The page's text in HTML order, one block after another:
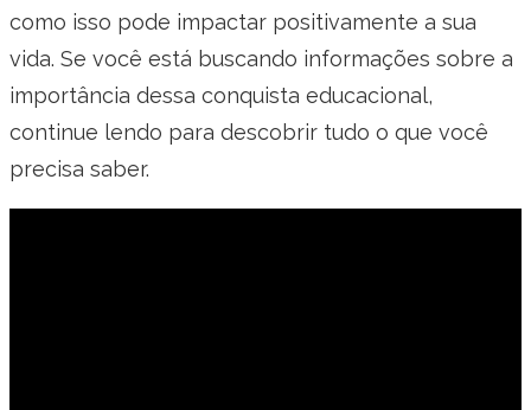
como isso pode impactar positivamente a sua
vida. Se você está buscando informações sobre a
importância dessa conquista educacional,
continue lendo para descobrir tudo o que você
precisa saber.